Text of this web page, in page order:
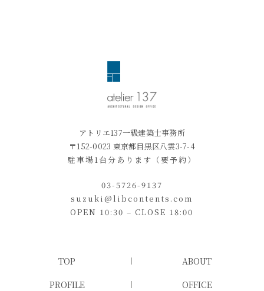
アトリエ137一級建築士事務所
〒152-0023 東京都目黒区八雲3-7-4
駐車場1台分あります（要予約）
03-5726-9137
suzuki@libcontents.com
OPEN 10:30 – CLOSE 18:00
TOP
ABOUT
PROFILE
OFFICE